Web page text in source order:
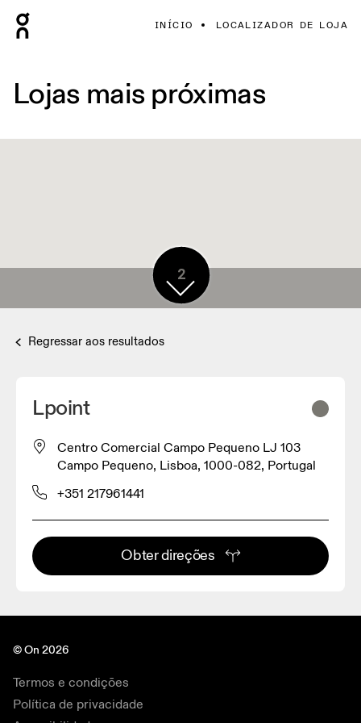
INÍCIO LOCALIZADOR DE LOJA
Lojas mais próximas
2
Regressar aos resultados
Lpoint
Centro Comercial Campo Pequeno LJ 103
Campo Pequeno, Lisboa, 1000-082, Portugal
+351 217961441
Obter direções
© On 2026
Termos e condições
Política de privacidade